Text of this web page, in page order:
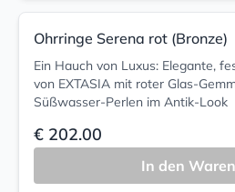
Ohrringe Serena rot (Bronze)
Ein Hauch von Luxus: Elegante,
von EXTASIA mit roter Glas-
Süßwasser-Perlen im Antik-Look
€ 202.00
In den